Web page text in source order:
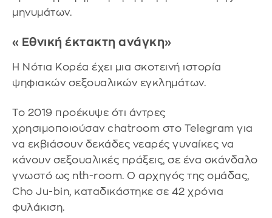
μηνυμάτων.
«Εθνική έκτακτη ανάγκη»
Η Νότια Κορέα έχει μια σκοτεινή ιστορία
ψηφιακών σεξουαλικών εγκλημάτων.
Το 2019 προέκυψε ότι άντρες
χρησιμοποιούσαν chatroom στο Telegram για
να εκβιάσουν δεκάδες νεαρές γυναίκες να
κάνουν σεξουαλικές πράξεις, σε ένα σκάνδαλο
γνωστό ως nth-room. Ο αρχηγός της ομάδας,
Cho Ju-bin, καταδικάστηκε σε 42 χρόνια
φυλάκιση.